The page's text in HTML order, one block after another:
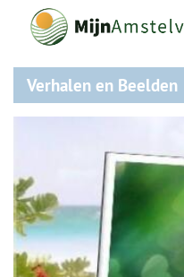
Verhalen en Beelden